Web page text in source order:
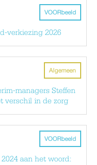
VOORbeeld
verkiezing 2026
Algemeen
managers Steffen
verschil in de zorg
VOORbeeld
aan het woord: